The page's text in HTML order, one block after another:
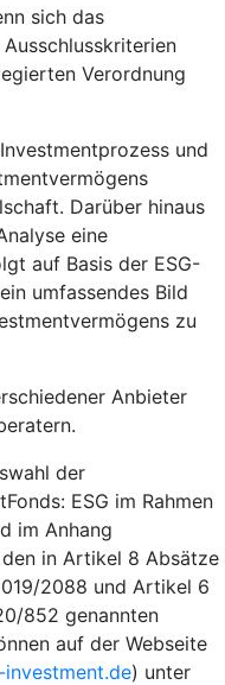
sich das
Verordnung
und
Darüber hinaus
eine
auf Basis der ESG-
umfassendes Bild
zu
Anbieter
der
ESG im Rahmen
im Anhang
in Artikel 8 Absätze
2088 und Artikel 6
852 genannten
auf der Webseite
) unter